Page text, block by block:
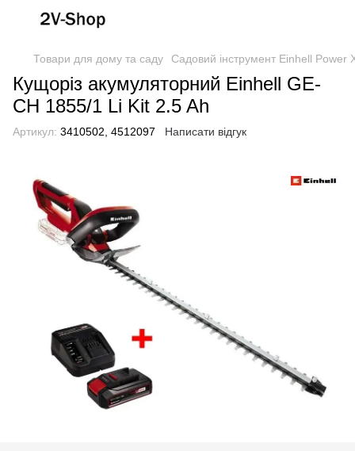
Товари для дому та саду Садовий інструмент Einhell Power
Кущоріз акумуляторний Einhell GE-
CH 1855/1 Li Kit 2.5 Ah
Артикул: 3410502, 4512097 Написати відгук